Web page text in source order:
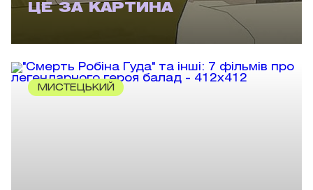
ЦЕ ЗА КАРТИНА
МИСТЕЦЬКИЙ